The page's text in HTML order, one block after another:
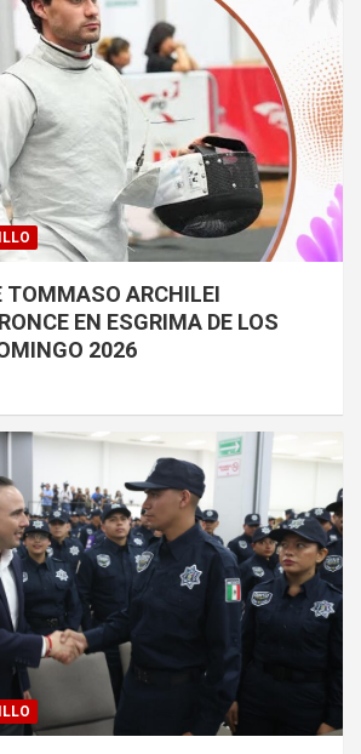
TOMMASO ARCHILEI
EN ESGRIMA DE LOS
2026